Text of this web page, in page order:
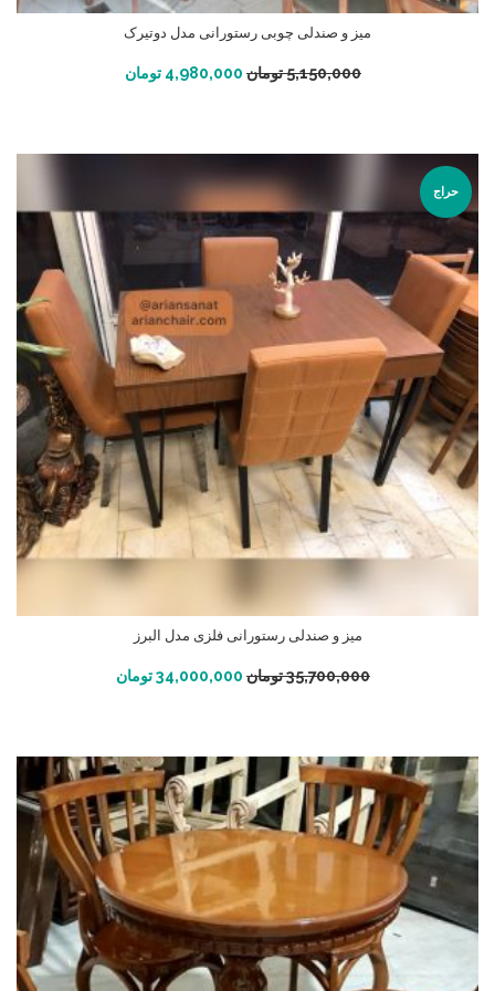
میز و صندلی چوبی رستورانی مدل دوتیرک
5,150,000تومان 4,980,000 تومان افزودن به سبد خرید
حراج
میز و صندلی رستورانی فلزی مدل البرز
35,700,000تومان 34,000,000تومان افزودن به سبد خرید